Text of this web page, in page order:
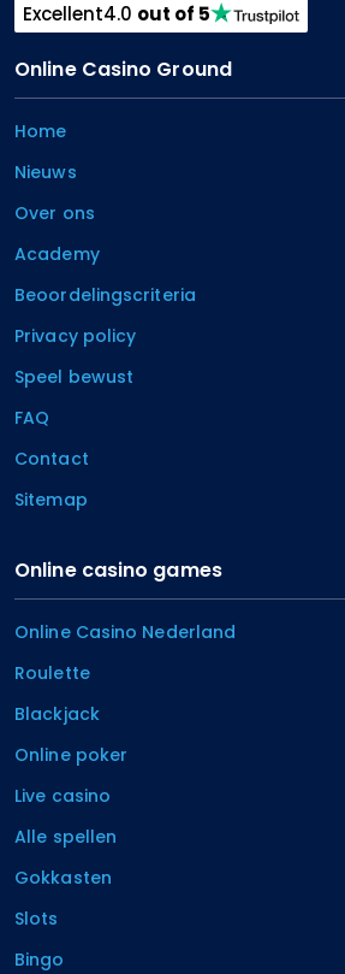
Excellent4.0 out of 5
Online Casino Ground
Home
Nieuws
Over ons
Academy
Beoordelingscriteria
Privacy policy
Speel bewust
FAQ
Contact
Sitemap
Online casino games
Online Casino Nederland
Roulette
Blackjack
Online poker
Live casino
Alle spellen
Gokkasten
Slots
Bingo